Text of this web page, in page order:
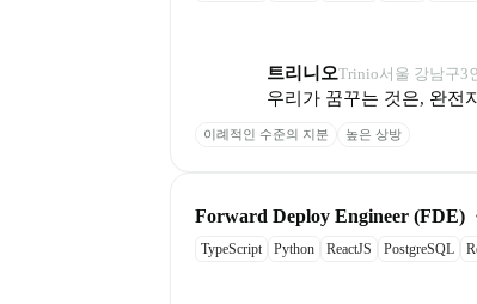
트리니오Trinio서울 강남구3인
우리가 꿈꾸는 것은, 완전
이례적인 수준의 지분 높은 상방
Forward Deploy Engineer (FDE)
TypeScript
Python ReactJS PostgreSQL